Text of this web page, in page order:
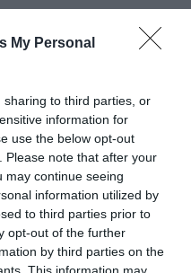
My Personal
to third parties, or
information for
use the below opt-out
Please note that after your
may continue seeing
information utilized by
to third parties prior to
opt-out of the further
by third parties on the